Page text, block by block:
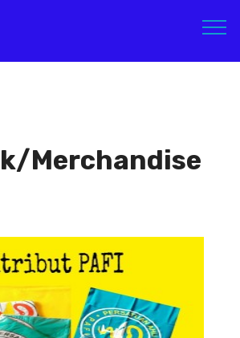
Merchandise
Atribut PAFI
PAFI